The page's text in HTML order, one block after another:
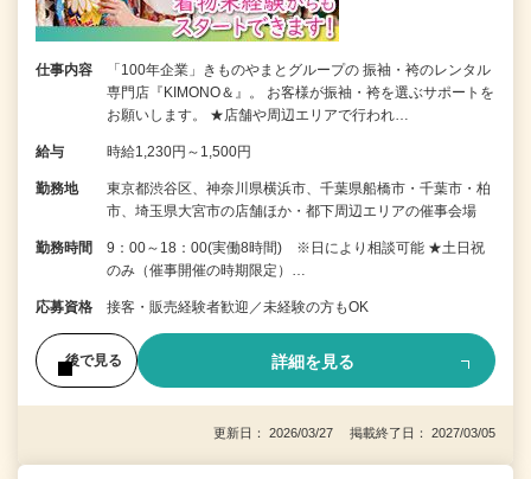
仕事内容
「100年企業」きものやまとグループの 振袖・袴のレンタル
専門店『KIMONO＆』。 お客様が振袖・袴を選ぶサポートを
お願いします。 ★店舗や周辺エリアで行われ…
給与 時給1,230円～1,500円
勤務地
東京都渋谷区、神奈川県横浜市、千葉県船橋市・千葉市・柏
市、埼玉県大宮市の店舗ほか・都下周辺エリアの催事会場
勤務時間
9：00～18：00(実働8時間) ※日により相談可能 ★土日祝
のみ（催事開催の時期限定）…
応募資格 接客・販売経験者歓迎／未経験の方もOK
後で見る 詳細を見る
更新日： 2026/03/27 掲載終了日： 2027/03/05